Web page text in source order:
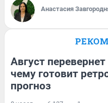
Анастасия
Август
чему готовит
прогноз